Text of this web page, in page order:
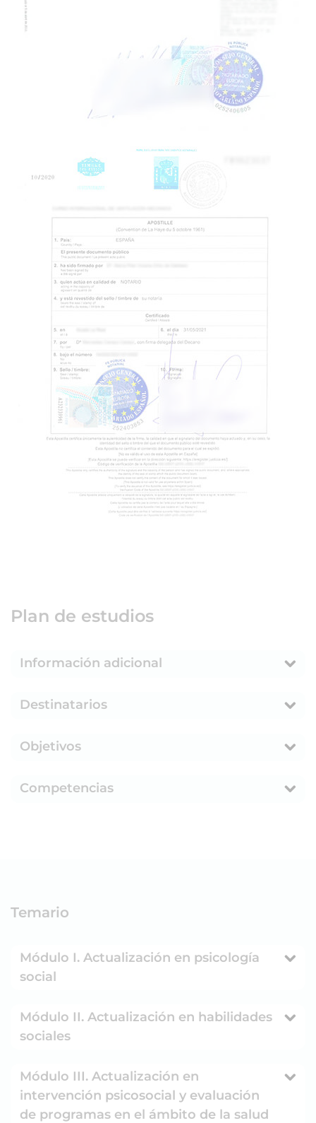
Plan de estudios
Información adicional
Destinatarios
Objetivos
Competencias
Temario
Módulo I. Actualización en psicología
social
Módulo II. Actualización en habilidades
sociales
Módulo III. Actualización en
intervención psicosocial y evaluación
de programas en el ámbito de la salud